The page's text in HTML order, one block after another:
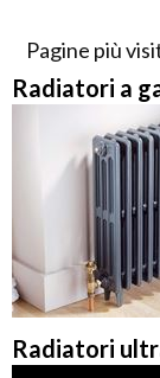
Pagine più
Radiatori a
Radiatori